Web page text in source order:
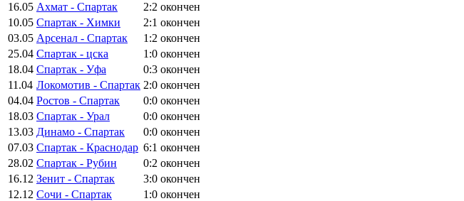
16.05 Ахмат - Спартак 2:2 окончен
10.05 Спартак - Химки 2:1 окончен
03.05 Арсенал - Спартак 1:2 окончен
25.04 Спартак - цска 1:0 окончен
18.04 Спартак - Уфа 0:3 окончен
11.04 Локомотив - Спартак 2:0 окончен
04.04 Ростов - Спартак 0:0 окончен
18.03 Спартак - Урал 0:0 окончен
13.03 Динамо - Спартак 0:0 окончен
07.03 Спартак - Краснодар 6:1 окончен
28.02 Спартак - Рубин 0:2 окончен
16.12 Зенит - Спартак 3:0 окончен
12.12 Сочи - Спартак 1:0 окончен